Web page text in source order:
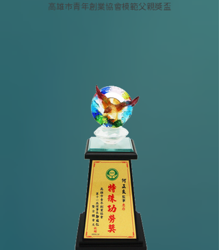
高雄市青年創業協會模範父親獎盃